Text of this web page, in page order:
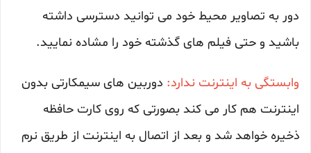
دور به تصاویر محیط خود می توانید دسترسی داشته
باشید و حتی فیلم های گذشته خود را مشاده نمایید.
وابستگی به اینترنت ندارد: دوربین های سیمکارتی بدون
اینترنت هم کار می کند بصورتی که روی کارت حافظه
ذخیره خواهد شد و بعد از اتصال به اینترنت از طریق نرم